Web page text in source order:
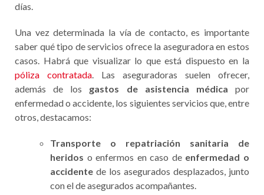
días.
Una vez determinada la vía de contacto, es importante
saber qué tipo de servicios ofrece la aseguradora en estos
casos. Habrá que visualizar lo que está dispuesto en la
póliza contratada. Las aseguradoras suelen ofrecer,
además de los gastos de asistencia médica por
enfermedad o accidente, los siguientes servicios que, entre
otros, destacamos:
Transporte o repatriación sanitaria de
heridos o enfermos en caso deenfermedad o
accidente de los asegurados desplazados, junto
con el de asegurados acompañantes.